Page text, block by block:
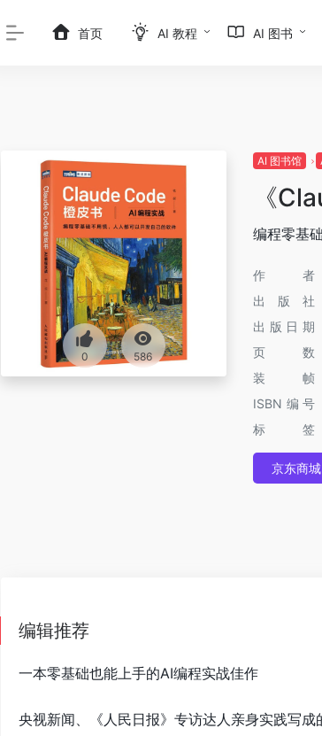
首页 AI 教程 AI 图书
0 586
AI 图书馆
《
编程零基
作者
出版社
出版日期
页数
装帧
ISBN编号
标签
京东商城
编辑推荐
一本零基础也能上手的AI编程实战佳作
央视新闻、《人民日报》专访达人亲身实践写成